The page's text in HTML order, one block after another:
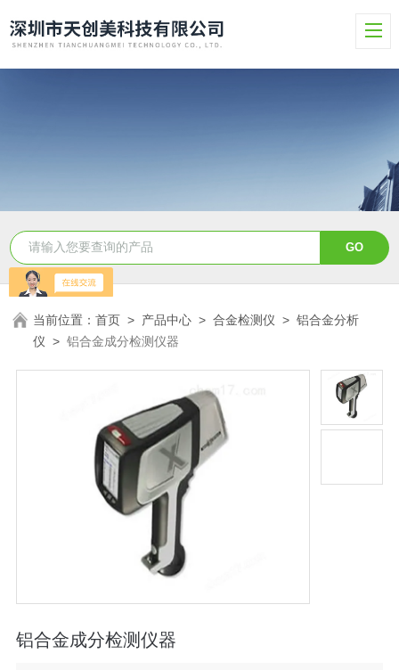
当前位置：首页 > 产品中心 >合金检测仪 >铝合金分析
仪 >铝合金成分检测仪器
铝合金成分检测仪器